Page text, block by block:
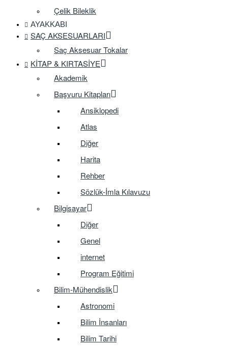
Çelik Bileklik
AYAKKABI
SAÇ AKSESUARLARI
Saç Aksesuar Tokalar
KITAP & KIRTASIYE
Akademik
Başvuru Kitapları
Ansiklopedi
Atlas
Diğer
Harita
Rehber
Sözlük-İmla Kılavuzu
Bilgisayar
Diğer
Genel
internet
Program Eğitimi
Bilim-Mühendislik
Astronomi
Bilim İnsanları
Bilim Tarihi